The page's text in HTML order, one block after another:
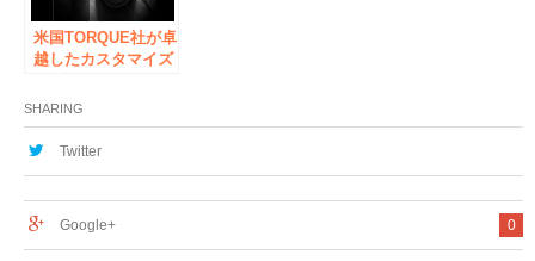
米国TORQUE社が卓
越したカスタマイズ
ン・イヤフォンを発
表。ヘッドフォン
「t402v」とイヤフ
SHARING
Twitter
0
Google+